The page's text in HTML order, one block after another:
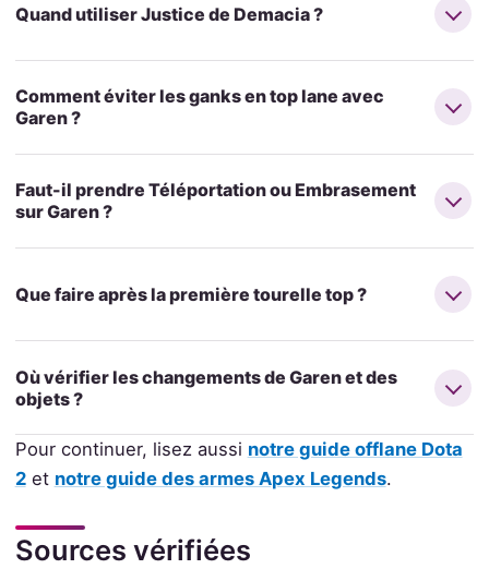
Quand utiliser Justice de Demacia ?
Comment éviter les ganks en top lane avec
Garen ?
Faut-il prendre Téléportation ou Embrasement
sur Garen ?
Que faire après la première tourelle top ?
Où vérifier les changements de Garen et des
objets ?
Pour continuer, lisez aussi notre guide offlane Dota
2et notre guide des armes Apex Legends.
Sources vérifiées